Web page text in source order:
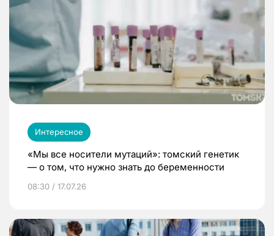
Интересное
«Мы все носители мутаций»: томский генетик
— о том, что нужно знать до беременности
08:30 / 17.07.26